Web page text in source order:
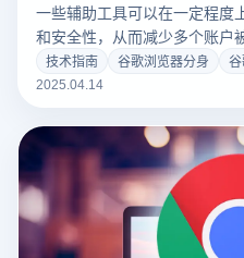
一些辅助工具可以在一定程度
和安全性，从而减少多个账户
的是，谷歌浏览器本身不具备
多用户配置或分身功能，在浏
开浏览器在防关联方面更专业
技术指南 谷歌浏览器分身
2025.04.14